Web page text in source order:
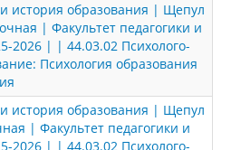
история образования | Щепул
| Факультет педагогики и
2026 | | 44.03.02 Психолого-
Психология образования
история образования | Щепул
| Факультет педагогики и
2026 | | 44.03.02 Психолого-